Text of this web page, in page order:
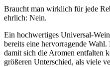
Braucht man wirklich für jede
ehrlich: Nein.
Ein hochwertiges Universal-
bereits eine hervorragende
damit sich die Aromen entfalten
größeren Unterschied, als viele